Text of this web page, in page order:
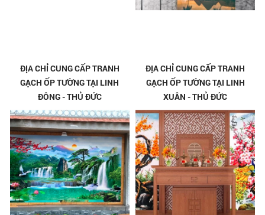
ĐỊA CHỈ CUNG CẤP TRANH
GẠCH ỐP TƯỜNG TẠI LINH
ĐÔNG - THỦ ĐỨC
ĐỊA CHỈ CUNG CẤP TRANH
GẠCH ỐP TƯỜNG TẠI LINH
XUÂN - THỦ ĐỨC